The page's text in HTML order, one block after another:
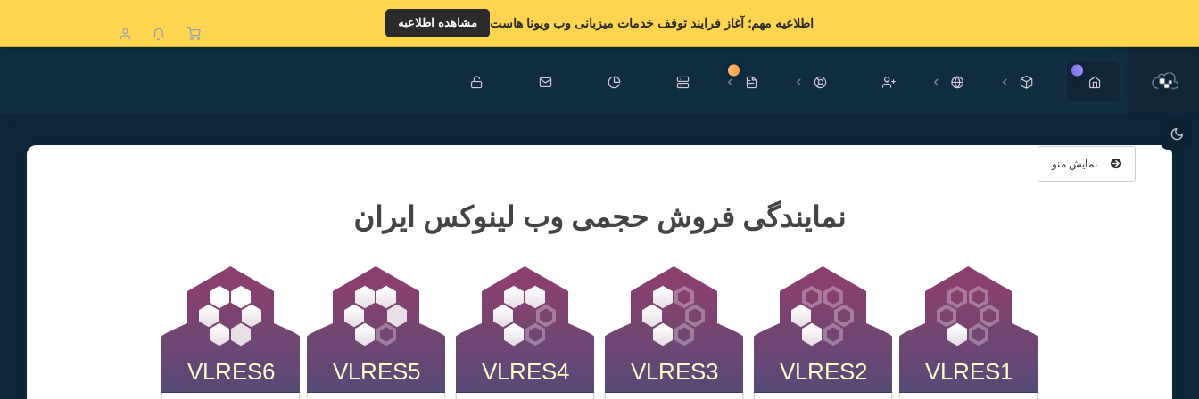
اطلاعیه مهم؛ آغاز فرایند توقف خدمات میزبانی وب ویونا هاست مشاهده اطلاعیه
جدید جدید
نمایندگی فروش حجمی وب لینوکس ایران
VLRES1
VLRES2
VLRES3
VLRES4
VLRES5
VLRES6